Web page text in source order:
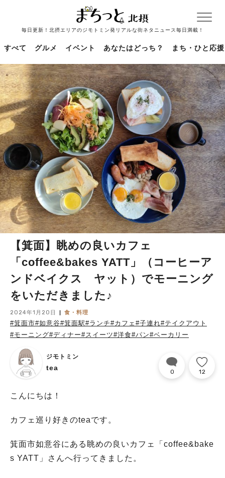
毎日更新！北摂エリアのジモトミン発リアルな街ネタニュース毎日満載！
すべて グルメ イベント あなたはどっち？ まち・ひと応援
【箕面】眺めの良いカフェ
「coffee&bakes YATT」（コーヒーア
ンドベイクス ヤット）でモーニング
をいただきました♪
2024年1月20日 食・料理
#箕面市#如意谷#箕面駅#ランチ#カフェ #子連れ#テイクアウト
#モーニング#ディナー#スイーツ#洋食#パン#ベーカリー
ジモトミン
tea 0 12
こんにちは！
カフェ巡り好きのteaです。
箕面市如意谷にある眺めの良いカフェ「coffee&bake
s YATT」さんへ行ってきました。